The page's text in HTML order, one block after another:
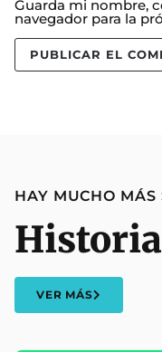
Guarda mi nombre,
navegador para la
HAY MUCHO MÁS
VER MÁS